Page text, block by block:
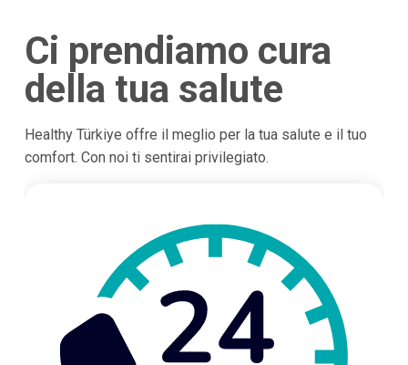
Ci prendiamo cura
della tua salute
Healthy Türkiye offre il meglio per la tua salute e il tuo
comfort. Con noi ti sentirai privilegiato.